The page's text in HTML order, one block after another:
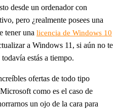
desde un ordenador con
pero ¿realmente posees una
tener una licencia de Windows 10
a Windows 11, si aún no te
estás a tiempo.
ofertas de todo tipo
como es el caso de
un ojo de la cara para